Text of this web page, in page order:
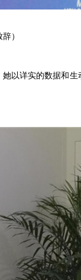
）
以详实的数据和